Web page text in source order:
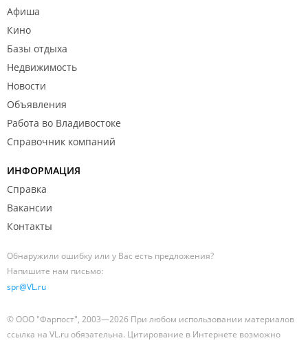
Афиша
Кино
Базы отдыха
Недвижимость
Новости
Объявления
Работа во Владивостоке
Справочник компаний
ИНФОРМАЦИЯ
Справка
Вакансии
Контакты
Обнаружили ошибку или у Вас есть предложения?
Напишите нам письмо:
spr@VL.ru
© ООО "Фарпост", 2003—2026 При любом использовании материалов
ссылка на VL.ru обязательна. Цитирование в Интернете возможно